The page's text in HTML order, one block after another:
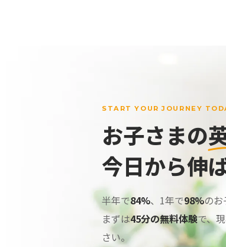
START YOUR JOURNEY
お子さまの
今日から伸
半年で84%、1年で98%のお
まずは45分の無料体験で、
さい。